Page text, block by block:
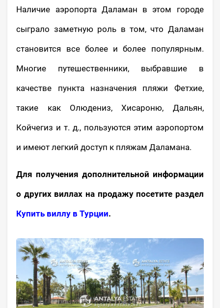
Наличие аэропорта Даламан в этом городе
сыграло заметную роль в том, что Даламан
становится все более и более популярным.
Многие путешественники, выбравшие в
качестве пункта назначения пляжи Фетхие,
такие как Олюдениз, Хисароню, Дальян,
Койчегиз и т. д., пользуются этим аэропортом
и имеют легкий доступ к пляжам Даламана.
Для получения дополнительной информации
о других виллах на продажу посетите раздел
Купить виллу в Турции.